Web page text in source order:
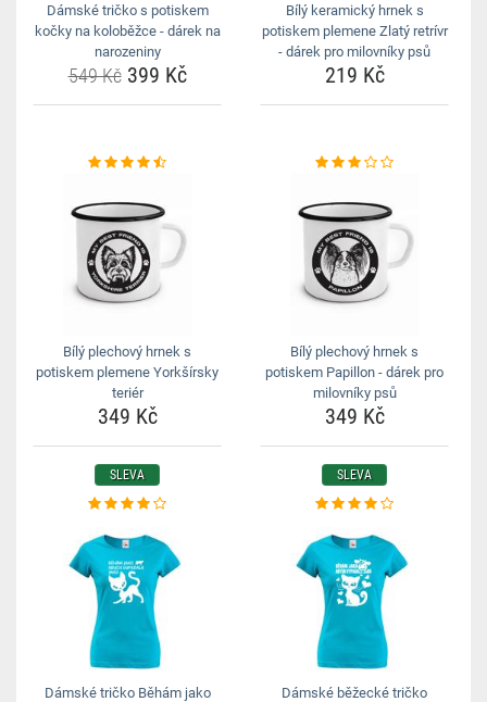
Dámské tričko s potiskem
kočky na koloběžce - dárek na
narozeniny
549 Kč399 Kč
Bílý keramický hrnek s
potiskem plemene Zlatý retrívr
- dárek pro milovníky psů
219 Kč
Bílý plechový hrnek s
potiskem plemene Yorkšírsky
teriér
349 Kč
Bílý plechový hrnek s
potiskem Papillon - dárek pro
milovníky psů
349 Kč
SLEVA
Dámské tričko Běhám jako
SLEVA
Dámské běžecké tričko